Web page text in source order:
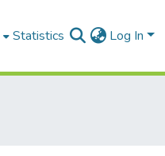
Statistics Log In